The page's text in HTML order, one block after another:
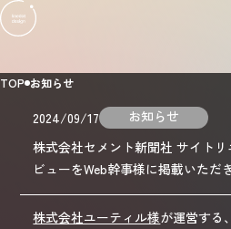
TOP お知らせ
2024/09/17
お知らせ
株式会社セメント新聞社 サイト
ビューをWeb幹事様に掲載いただ
株式会社ユーティル様が運営する